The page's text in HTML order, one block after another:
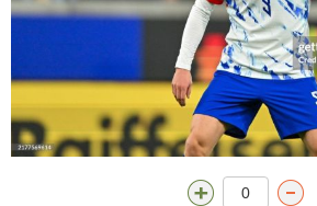
0